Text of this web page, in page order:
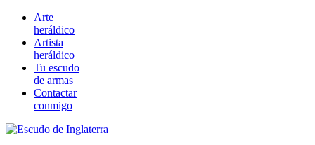
Arte
heráldico
Artista
heráldico
Tu escudo
de armas
Contactar
conmigo